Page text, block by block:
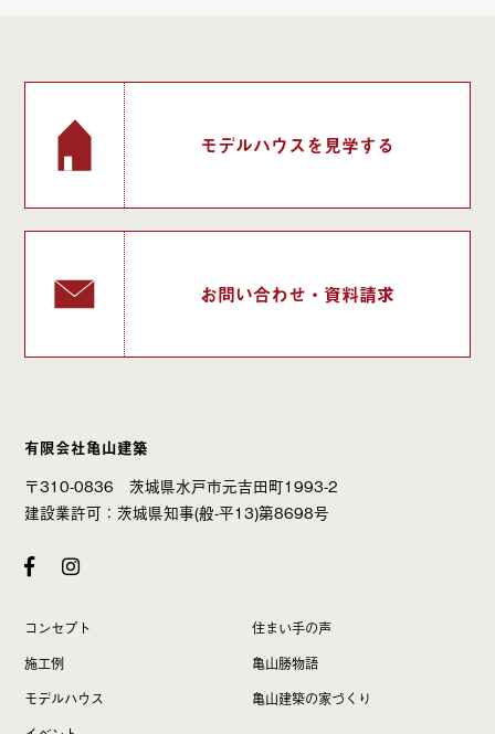
有限会社亀山建築
〒310-0836 茨城県水戸市元吉田町1993-2
建設業許可：茨城県知事(般-平13)第8698号
コンセプト
施工例
モデルハウス
住まい手の声
亀山勝物語
亀山建築の家づくり
モデルハウスを見学する
お問い合わせ・資料請求